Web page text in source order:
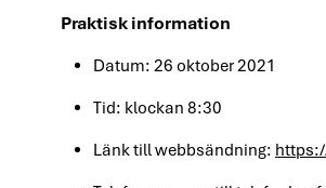
Praktisk information
Datum: 26 oktober 2021
Tid: klockan 8:30
Länk till webbsändning: